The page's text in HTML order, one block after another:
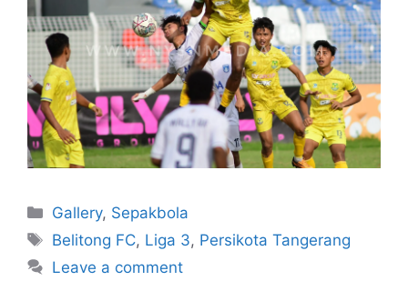
Gallery, Sepakbola
Belitong FC, Liga 3, Persikota Tangerang
Leave a comment